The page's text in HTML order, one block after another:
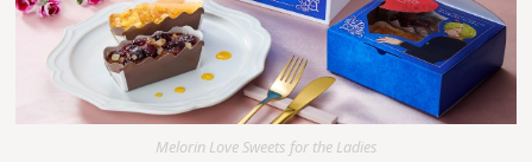
Melorin Love Sweets for the Ladies